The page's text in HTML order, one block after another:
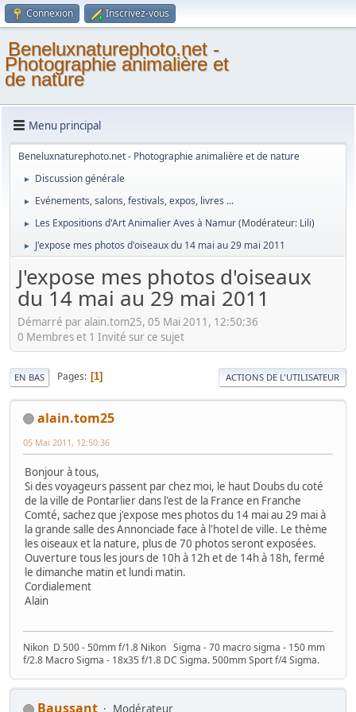
Connexion Inscrivez-vous
Beneluxnaturephoto.net -
Photographie animalière et
de nature
Menu principal
Beneluxnaturephoto.net - Photographie animalière et de nature
► Discussion générale
► Evénements, salons, festivals, expos, livres ...
► Les Expositions d'Art Animalier Aves à Namur(Modérateur: Lili)
► J'expose mes photos d'oiseaux du 14 mai au 29 mai 2011
J'expose mes photos d'oiseaux
du 14 mai au 29 mai 2011
Démarré par alain.tom25, 05 Mai 2011, 12:50:36
0 Membres et 1 Invité sur ce sujet
EN BAS Pages 1 ACTIONS DE L'UTILISATEUR
alain.tom25
05 Mai 2011, 12:50:36
Bonjour à tous,
Si des voyageurs passent par chez moi, le haut Doubs du coté
de la ville de Pontarlier dans l'est de la France en Franche
Comté, sachez que j'expose mes photos du 14 mai au 29 mai à
la grande salle des Annonciade face à l'hotel de ville. Le thème
les oiseaux et la nature, plus de 70 photos seront exposées.
Ouverture tous les jours de 10h à 12h et de 14h à 18h, fermé
le dimanche matin et lundi matin.
Cordialement
Alain
Nikon D 500 - 50mm f/1.8 Nikon Sigma - 70 macro sigma - 150 mm
f/2.8 Macro Sigma - 18x35 f/1.8 DC Sigma. 500mm Sport f/4 Sigma.
Baussant Modérateur